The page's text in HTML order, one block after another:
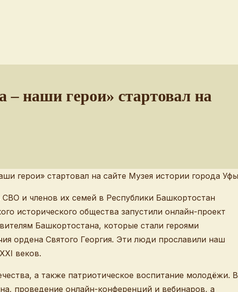
наши герои» стартовал на
и членов их семей в Республики Башкортостан
исторического общества запустили онлайн-проект
Башкортостана, которые стали героями
ордена Святого Георгия. Эти люди прославили наш
веков.
а также патриотическое воспитание молодёжи. В
проведение онлайн-конференций и вебинаров, а